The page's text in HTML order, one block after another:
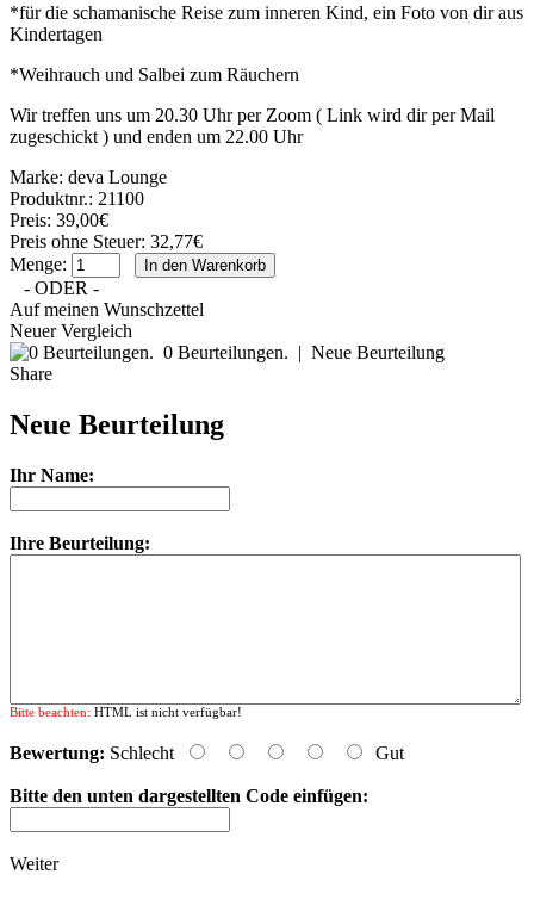
*für die schamanische Reise zum inneren Kind, ein Foto von dir aus
Kindertagen
*Weihrauch und Salbei zum Räuchern
Wir treffen uns um 20.30 Uhr per Zoom ( Link wird dir per Mail
zugeschickt ) und enden um 22.00 Uhr
Marke: deva Lounge
Produktnr.: 21100
Preis: 39,00€
Preis ohne Steuer: 32,77€
Menge:
- ODER -
Auf meinen Wunschzettel
Neuer Vergleich
0 Beurteilungen. | Neue Beurteilung
Share
Neue Beurteilung
Ihr Name:
Ihre Beurteilung:
Bitte beachten: HTML ist nicht verfügbar!
Bewertung: Schlecht Gut
Bitte den unten dargestellten Code einfügen:
Weiter